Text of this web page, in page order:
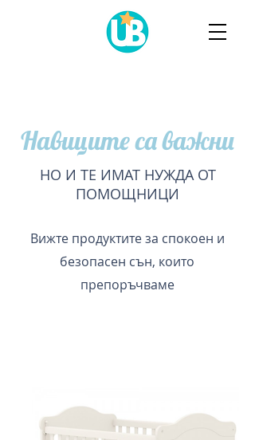
Навиците са важни
НО И ТЕ ИМАТ НУЖДА ОТ
ПОМОЩНИЦИ
Вижте продуктите за спокоен и
безопасен сън, които
препоръчваме